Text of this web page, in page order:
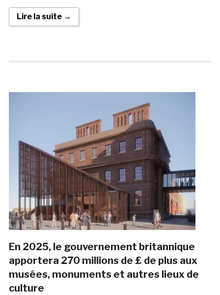
Lire la suite →
En 2025, le gouvernement britannique
apportera 270 millions de £ de plus aux
musées, monuments et autres lieux de
culture